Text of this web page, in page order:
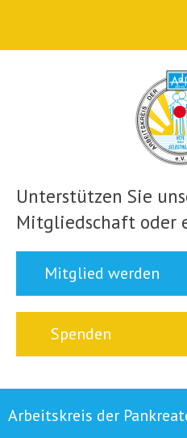
Unterstützen Sie
Mitgliedschaft oder
Mitglied werden
Spenden
Arbeitskreis der